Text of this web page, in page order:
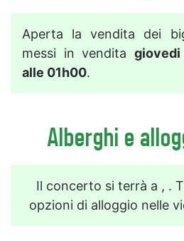
Aperta la vendita dei
messi in vendita
alle 01h00.
Alberghi e
Il concerto si terrà a , .
opzioni di alloggio nelle